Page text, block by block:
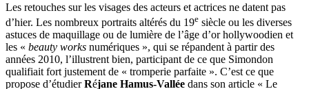
Les retouches sur les visages des acteurs et actrices ne datent pas
d’hier. Les nombreux portraits altérés du 19e siècle ou les diverses
astuces de maquillage ou de lumière de l’âge d’or hollywoodien et
les « beauty works numériques », qui se répandent à partir des
années 2010, l’illustrent bien, participant de ce que Simondon
qualifiait fort justement de « tromperie parfaite ». C’est ce que
propose d’étudierRéjane Hamus-Vallée dans son article « Le